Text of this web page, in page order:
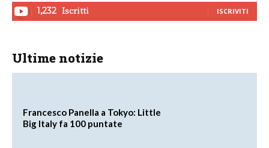
1,232 Iscritti ISCRIVITI
Ultime notizie
Francesco Panella a Tokyo: Little
Big Italy fa 100 puntate